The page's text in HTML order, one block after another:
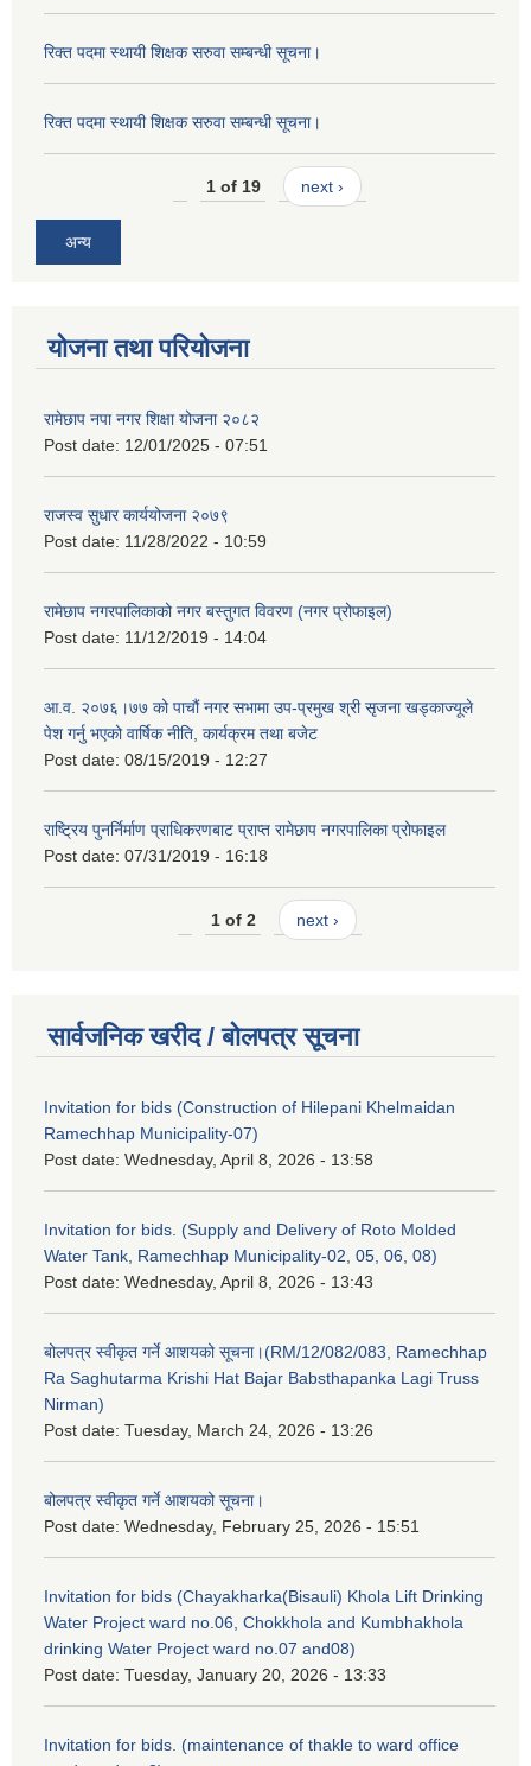
रिक्त पदमा स्थायी शिक्षक सरुवा सम्बन्धी सूचना।
रिक्त पदमा स्थायी शिक्षक सरुवा सम्बन्धी सूचना।
1 of 19 next ›
अन्य
योजना तथा परियोजना
रामेछाप नपा नगर शिक्षा योजना २०८२
Post date: 12/01/2025 - 07:51
राजस्व सुधार कार्ययोजना २०७९
Post date: 11/28/2022 - 10:59
रामेछाप नगरपालिकाको नगर बस्तुगत विवरण (नगर प्रोफाइल)
Post date: 11/12/2019 - 14:04
आ.व. २०७६।७७ को पाचौं नगर सभामा उप-प्रमुख श्री सृजना खड्काज्यूले
पेश गर्नु भएको वार्षिक नीति, कार्यक्रम तथा बजेट
Post date: 08/15/2019 - 12:27
राष्ट्रिय पुनर्निर्माण प्राधिकरणबाट प्राप्त रामेछाप नगरपालिका प्रोफाइल
Post date: 07/31/2019 - 16:18
1 of 2 next ›
सार्वजनिक खरीद / बोलपत्र सूचना
Invitation for bids (Construction of Hilepani Khelmaidan
Ramechhap Municipality-07)
Post date: Wednesday, April 8, 2026 - 13:58
Invitation for bids. (Supply and Delivery of Roto Molded
Water Tank, Ramechhap Municipality-02, 05, 06, 08)
Post date: Wednesday, April 8, 2026 - 13:43
बोलपत्र स्वीकृत गर्ने आशयको सूचना।(RM/12/082/083, Ramechhap
Ra Saghutarma Krishi Hat Bajar Babsthapanka Lagi Truss
Nirman)
Post date: Tuesday, March 24, 2026 - 13:26
बोलपत्र स्वीकृत गर्ने आशयको सूचना।
Post date: Wednesday, February 25, 2026 - 15:51
Invitation for bids (Chayakharka(Bisauli) Khola Lift Drinking
Water Project ward no.06, Chokkhola and Kumbhakhola
drinking Water Project ward no.07 and08)
Post date: Tuesday, January 20, 2026 - 13:33
Invitation for bids. (maintenance of thakle to ward office